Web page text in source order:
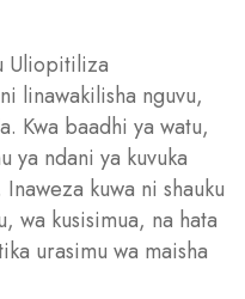
Uliopitiliza
linawakilisha nguvu,
Kwa baadhi ya watu,
ya ndani ya kuvuka
kuwa ni shauku
wa kusisimua, na hata
urasimu wa maisha